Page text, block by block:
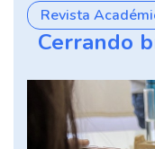
Revista
Cerrando